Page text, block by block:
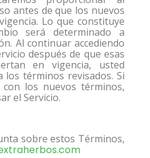
antes de que los nuevos
Lo que constituye
será determinado a
Al continuar accediendo
después de que esas
en vigencia, usted
los términos revisados. Si
los nuevos términos,
el Servicio.
sobre estos Términos,